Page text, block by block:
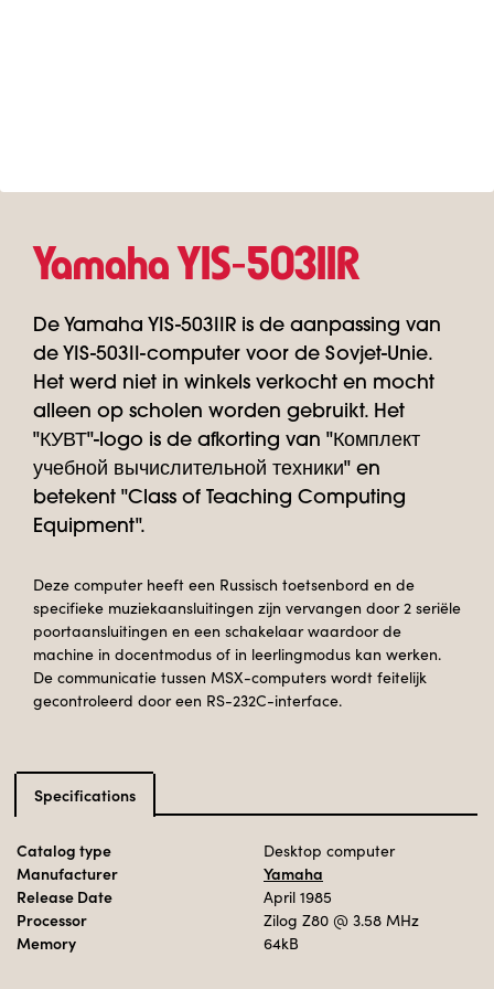
Yamaha YIS‑503IIR
De Yamaha YIS-503IIR is de aanpassing van
de YIS-503II-computer voor de Sovjet-Unie.
Het werd niet in winkels verkocht en mocht
alleen op scholen worden gebruikt. Het
"КУВТ"-logo is de afkorting van "Комплект
учебной вычислительной техники" en
betekent "Class of Teaching Computing
Equipment".
Deze computer heeft een Russisch toetsenbord en de
specifieke muziekaansluitingen zijn vervangen door 2 seriële
poortaansluitingen en een schakelaar waardoor de
machine in docentmodus of in leerlingmodus kan werken.
De communicatie tussen MSX-computers wordt feitelijk
gecontroleerd door een RS-232C-interface.
Specifications
Catalog type Desktop computer
Manufacturer
Yamaha
Release Date
April 1985
Processor Zilog Z80 @ 3.58 MHz
Memory 64kB